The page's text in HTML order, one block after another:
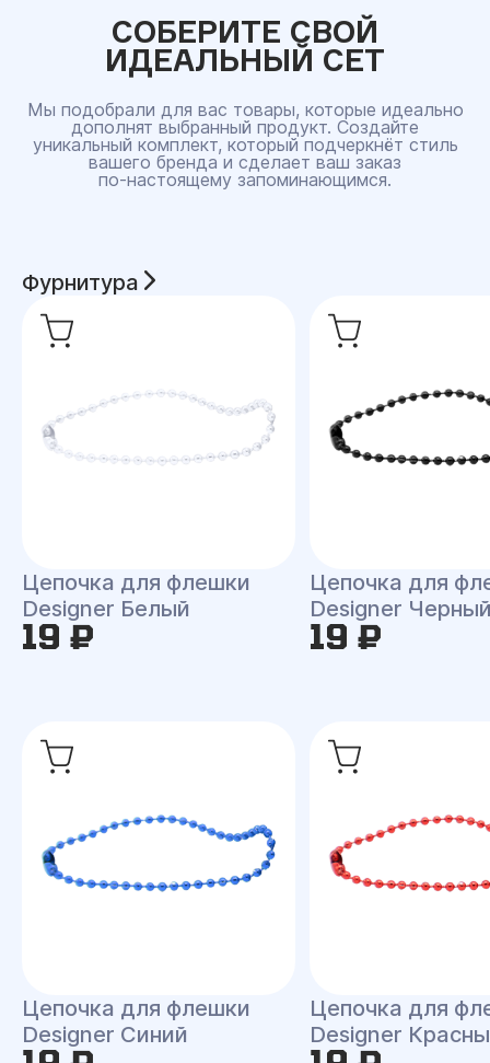
СОБЕРИТЕ СВОЙ
ИДЕАЛЬНЫЙ СЕТ
Мы подобрали для вас товары, которые идеально
дополнят выбранный продукт. Создайте
уникальный комплект, который подчеркнёт стиль
вашего бренда и сделает ваш заказ
по‑настоящему запоминающимся.
Фурнитура
Цепочка для флешки
Designer Белый
19 ₽
Цепочка для
Designer
19 ₽
Цепочка для флешки
Designer Синий
Цепочка для
Designer